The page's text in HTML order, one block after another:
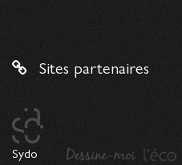
Sites partenaires
Sydo